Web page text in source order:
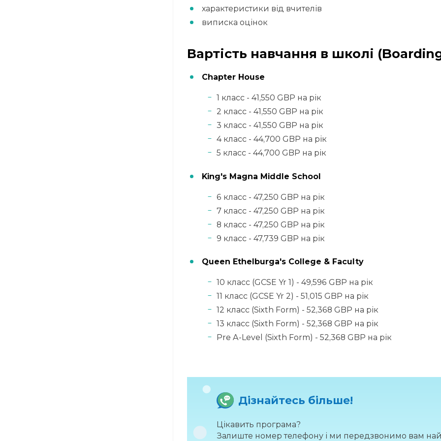
характеристики від вчителів
виписка оцінок
Вартість навчання в школі
Chapter House
1 класс - 41,550 GBP на рік
2 класс - 41,550 GBP на рік
3 класс - 41,550 GBP на рік
4 класс - 44,700 GBP на рік
5 класс - 44,700 GBP на рік
King's Magna Middle School
6 класс - 47,250 GBP на рік
7 класс - 47,250 GBP на рік
8 класс - 47,250 GBP на рік
9 класс - 47,739 GBP на рік
Queen Ethelburga's College & Faculty
10 класс (GCSE Yr 1) - 49,596 GBP на рік
11 класс (GCSE Yr 2) - 51,015 GBP на рік
12 класс (Sixth Form) - 52,368 GBP на рік
13 класс (Sixth Form) - 52,368 GBP на рік
Pre A-Level (Sixth Form) - 52,368 GBP на рік
Дізнайтесь більше!
Цікавить програма?
Залиште номер телефону і ми передзвонимо вам